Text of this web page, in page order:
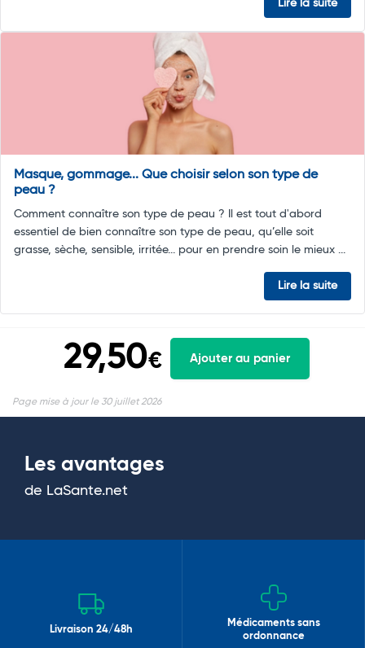
Lire la suite
Masque, gommage... Que choisir selon son type de
peau ?
Comment connaître son type de peau ? Il est tout d'abord
essentiel de bien connaître son type de peau, qu’elle soit
grasse, sèche, sensible, irritée... pour en prendre soin le mieux ...
Lire la suite
29,50€ Ajouter au panier
Page mise à jour le 30 juillet 2026
Les avantages
de LaSante.net
Livraison 24/48h
Médicaments sans
ordonnance